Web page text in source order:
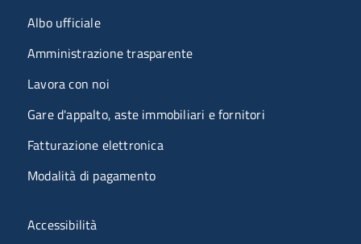
Menu organizzazione
Albo ufficiale
Amministrazione trasparente
Lavora con noi
Gare d'appalto, aste immobiliari e fornitori
Fatturazione elettronica
Modalità di pagamento
Menù riferimenti
Accessibilità